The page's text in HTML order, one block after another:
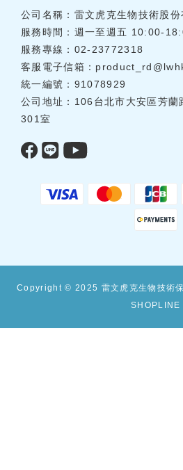
公司名稱：雷文虎克生物技術股份
服務時間：週一至週五 10:00-
服務專線：02-23772318
客服電子信箱：
統一編號：91078929
公司地址：106台北市大安區芳蘭
301室
Copyright © 2025 雷文虎克生物技術
SHOPLINE